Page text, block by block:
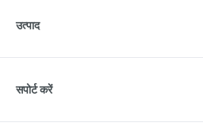
उत्पाद
सपोर्ट करें